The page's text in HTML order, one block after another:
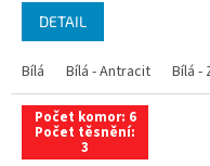
DETAIL
Bílá Bílá - Antracit Bílá -
Počet komor: 6
Počet těsnění:
3